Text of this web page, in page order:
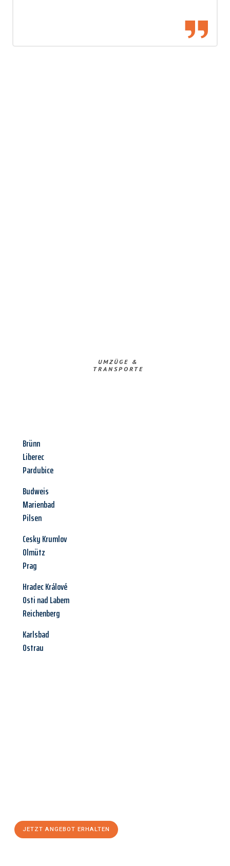
UMZÜGE &
TRANSPORTE
Brünn
Liberec
Pardubice
Budweis
Marienbad
Pilsen
Cesky Krumlov
Olmütz
Prag
Hradec Králové
Osti nad Labem
Reichenberg
Karlsbad
Ostrau
JETZT ANGEBOT ERHALTEN